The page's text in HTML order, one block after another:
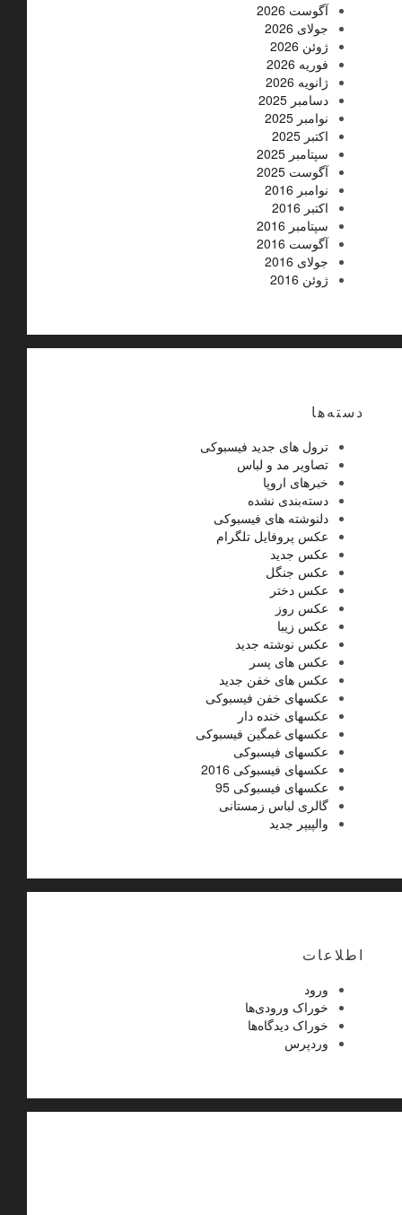
آگوست 2026
جولای 2026
ژوئن 2026
فوریه 2026
ژانویه 2026
دسامبر 2025
نوامبر 2025
اکتبر 2025
سپتامبر 2025
آگوست 2025
نوامبر 2016
اکتبر 2016
سپتامبر 2016
آگوست 2016
جولای 2016
ژوئن 2016
دسته‌ها
ترول های جدید فیسبوکی
تصاویر مد و لباس
خبرهای اروپا
دسته‌بندی نشده
دلنوشته های فیسبوکی
عکس پروفایل تلگرام
عکس جدید
عکس جنگل
عکس دختر
عکس روز
عکس زیبا
عکس نوشته جدید
عکس های پسر
عکس های خفن جدید
عکسهای خفن فیسبوکی
عکسهای خنده دار
عکسهای غمگین فیسبوکی
عکسهای فیسبوکی
عکسهای فیسبوکی 2016
عکسهای فیسبوکی 95
گالری لباس زمستانی
والپیپر جدید
اطلاعات
ورود
خوراک ورودی‌ها
خوراک دیدگاه‌ها
وردپرس